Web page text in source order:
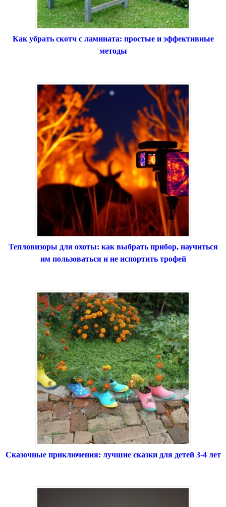
Как убрать скотч с ламината: простые и эффективные
методы
Тепловизоры для охоты: как выбрать прибор, научиться
им пользоваться и не испортить трофей
Сказочные приключения: лучшие сказки для детей 3-4 лет